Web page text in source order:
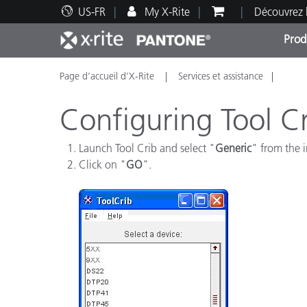
US-FR My X-Rite
Top Produits
Impression et Emballage
Automobile
Assistance technique
Ressources éducatives
Page d’accueil d’X-Rite Services et assistance
Configuring Tool
Launch Tool Crib and select " Generic" from the
Click on " GO".